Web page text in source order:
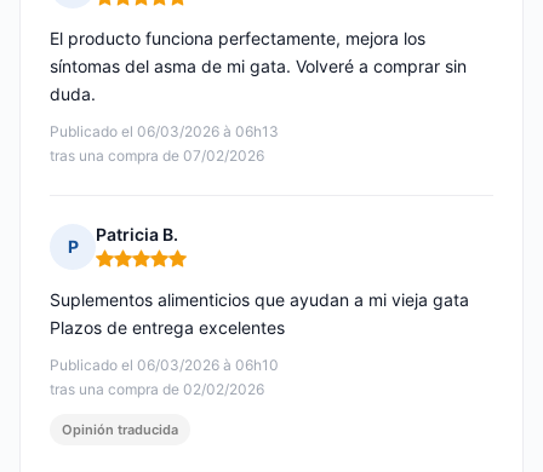
Nota: 5 de 5
Publicado el 06/03/2026 à 06h13
tras una compra de 07/02/2026
El producto funciona perfectamente, mejora los
síntomas del asma de mi gata. Volveré a comprar sin
duda.
P
Patricia B.
Nota: 5 de 5
Publicado el 06/03/2026 à 06h10
tras una compra de 02/02/2026
Suplementos alimenticios que ayudan a mi vieja gata
Plazos de entrega excelentes
Opinión traducida